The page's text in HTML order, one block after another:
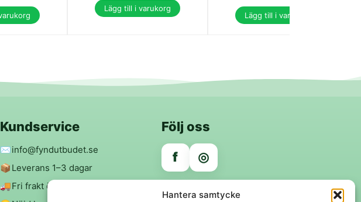
Hantera samtycke
Lägg till i varukorg
Lägg till i varukorg
Kundservice
✉️info@fyndutbudet.se
📦 Leverans 1–3 dagar
🚚Fri frakt över 299 kr
Följ oss
f ◎
Trygga betalningar